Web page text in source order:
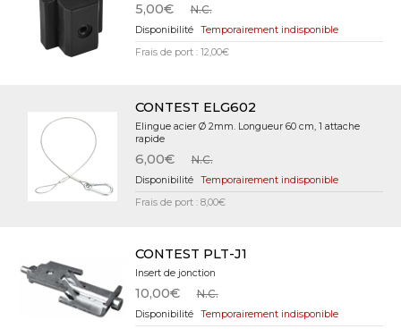
5,00€ N.C.
Temporairement indisponible
Frais de port : 12,00€
CONTEST ELG602
Elingue acier Ø 2mm. Longueur 60 cm, 1 attache
rapide
6,00€ N.C.
Temporairement indisponible
Frais de port : 8,00€
CONTEST PLT-J1
Insert de jonction
10,00€ N.C.
Temporairement indisponible